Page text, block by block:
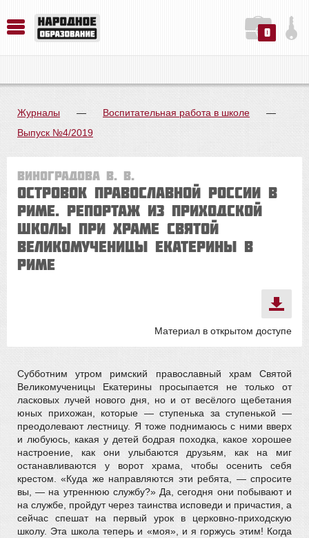
0
Журналы — Воспитательная работа в школе
—
Выпуск №4/2019
Виноградова В. В.
Островок православной России в
Риме. Репортаж из приходской
школы при храме Святой
Великомученицы Екатерины в
Риме
Материал в открытом доступе
Субботним утром римский православный храм Святой
Великомученицы Екатерины просыпается не только от
ласковых лучей нового дня, но и от весёлого щебетания
юных прихожан, которые — ступенька за ступенькой —
преодолевают лестницу. Я тоже поднимаюсь с ними вверх
и любуюсь, какая у детей бодрая походка, какое хорошее
настроение, как они улыбаются друзьям, как на миг
останавливаются у ворот храма, чтобы осенить себя
крестом. «Куда же направляются эти ребята, — спросите
вы, — на утреннюю службу?» Да, сегодня они побывают и
на службе, пройдут через таинства исповеди и причастия, а
сейчас спешат на первый урок в церковно-приходскую
школу. Эта школа теперь и «моя», и я горжусь этим! Когда